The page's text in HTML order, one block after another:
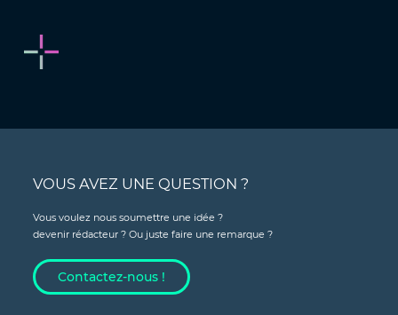
VOUS AVEZ UNE QUESTION ?
Vous voulez nous soumettre une idée ?
devenir rédacteur ? Ou juste faire une remarque ?
Contactez-nous !